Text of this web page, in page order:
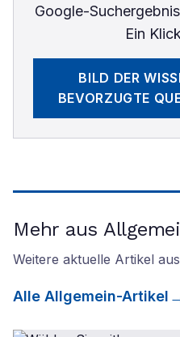
Google-
Ein
BILD DER
BEVORZUGTE
Mehr aus
Weitere aktuelle Artikel
Alle Allgemein-Artikel